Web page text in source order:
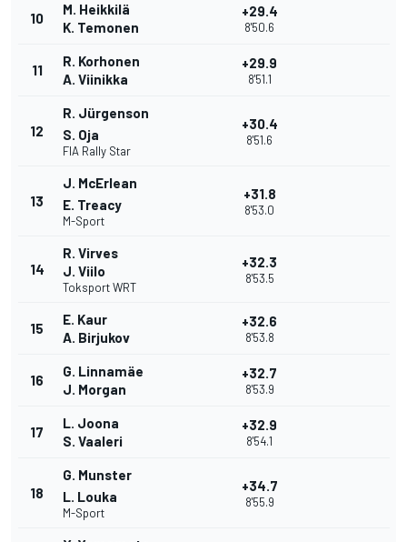
10
M. Heikkilä
K. Temonen
+29.4
8'50.6
11
R. Korhonen
A. Viinikka
+29.9
8'51.1
12
R. Jürgenson
S. Oja
FIA Rally Star
+30.4
8'51.6
13
J. McErlean
E. Treacy
M-Sport
+31.8
8'53.0
14
R. Virves
J. Viilo
Toksport WRT
+32.3
8'53.5
15
E. Kaur
A. Birjukov
+32.6
8'53.8
16
G. Linnamäe
J. Morgan
+32.7
8'53.9
17
L. Joona
S. Vaaleri
+32.9
8'54.1
18
G. Munster
L. Louka
M-Sport
+34.7
8'55.9